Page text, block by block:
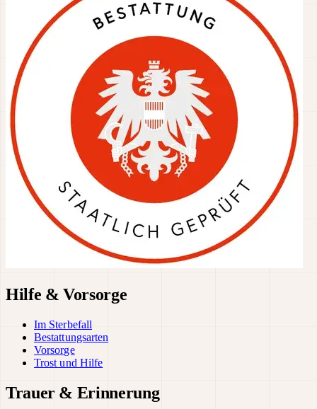
Hilfe & Vorsorge
Im Sterbefall
Bestattungsarten
Vorsorge
Trost und Hilfe
Trauer & Erinnerung